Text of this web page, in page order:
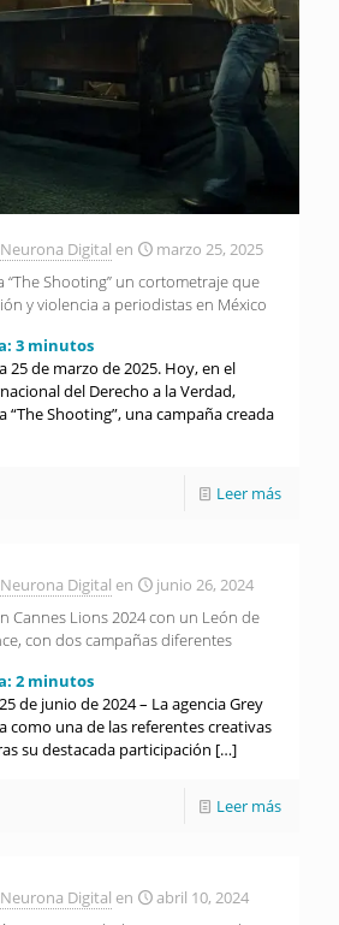
Digital en
marzo 25, 2025
“The Shooting” un cortometraje que
y violencia a periodistas en México
3 minutos
25 de marzo de 2025. Hoy, en el
del Derecho a la Verdad,
“The Shooting”, una campaña creada
Leer más
Digital en
junio 26, 2024
Cannes Lions 2024 con un León de
con dos campañas diferentes
2 minutos
de junio de 2024 – La agencia Grey
como una de las referentes creativas
su destacada participación […]
Leer más
Digital en
abril 10, 2024